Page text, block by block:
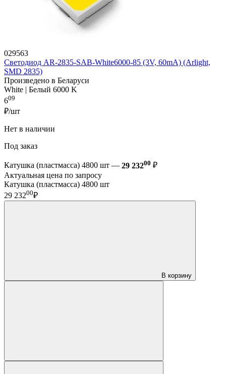
029563
Светодиод AR-2835-SAB-White6000-85 (3V, 60mA) (Arlight,
SMD 2835)
Произведено в Беларуси
White | Белый 6000 K
609
₽/шт
Нет в наличии
Под заказ
Катушка (пластмасса) 4800 шт — 29 23200 ₽
Актуальная цена по запросу
Катушка (пластмасса) 4800 шт
29 23200₽
В корзину